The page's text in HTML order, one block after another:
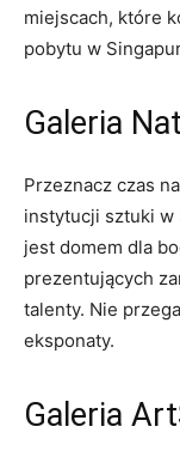
miejscach, które⁣
pobytu w​
Galeria
Przeznacz czas⁣
instytucji ⁢sztuki w
jest ⁤domem dla
prezentujących
talenty. Nie
eksponaty.
Galeria